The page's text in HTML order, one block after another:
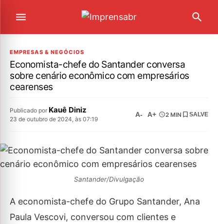
EMPRESAS & NEGÓCIOS
Economista-chefe do Santander conversa
sobre cenário econômico com empresários
cearenses
Publicado por Kauê Diniz
23 de outubro de 2024, às 07:19
A- A+ 2 MIN SALVE
Santander/Divulgação
A economista-chefe do Grupo Santander, Ana
Paula Vescovi, conversou com clientes e